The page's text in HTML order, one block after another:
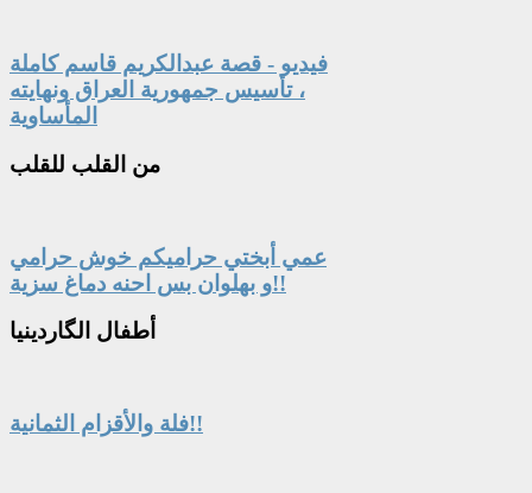
فيديو - قصة عبدالكريم قاسم كاملة
، تأسيس جمهورية العراق ونهايته
المأساوية
من القلب للقلب
عمي أبختي حراميكم خوش حرامي
و بهلوان بس احنه دماغ سزية!!
أطفال الگاردينيا
فلة والأقزام الثمانية!!